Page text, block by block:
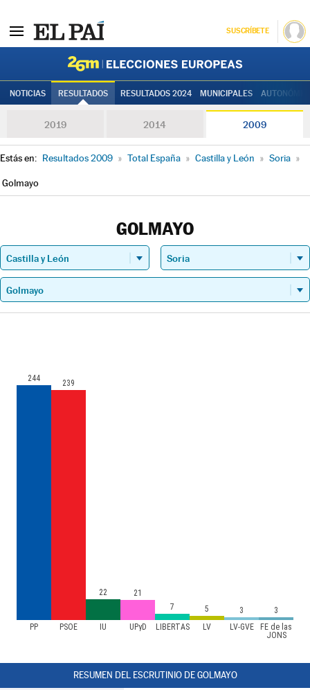
SUSCRÍBETE
NOTICIAS RESULTADOS RESULTADOS 2024 MUNICIPALES
2019 2014 2009
Estás en: Resultados 2009 » Total España » Castilla y León » Soria »
Golmayo
GOLMAYO
PP PSOE IU UPyD LIBERTAS LV LV-GVE
FE de las
JONS
244 239
22
21
7
5 3 3
RESUMEN DEL ESCRUTINIO DE GOLMAYO